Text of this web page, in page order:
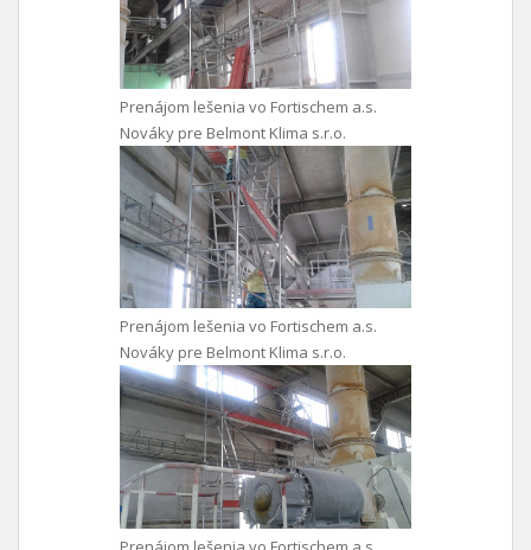
Prenájom lešenia vo Fortischem a.s.
Nováky pre Belmont Klima s.r.o.
Prenájom lešenia vo Fortischem a.s.
Nováky pre Belmont Klima s.r.o.